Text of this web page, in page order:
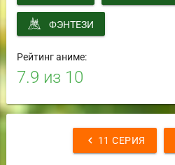
ФЭНТЕЗИ
Рейтинг аниме:
7.9 из 10
chevron_left 11 СЕРИЯ